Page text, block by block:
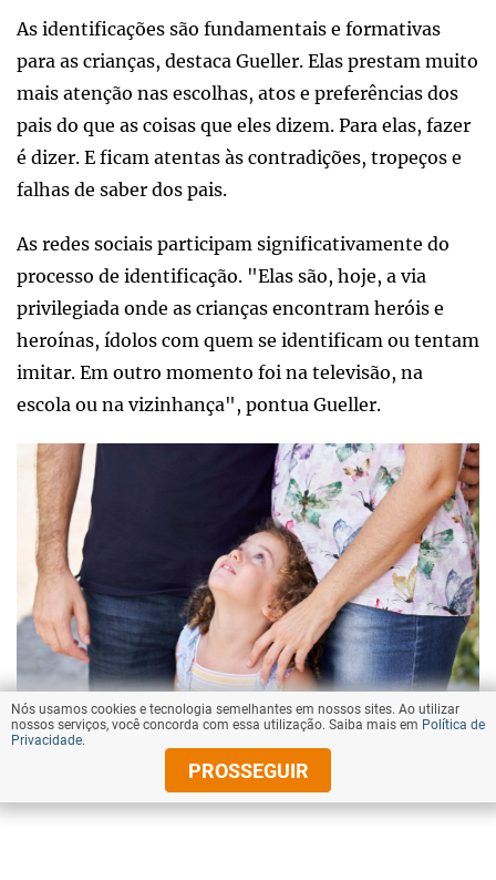
As identificações são fundamentais e formativas
para as crianças, destaca Gueller. Elas prestam muito
mais atenção nas escolhas, atos e preferências dos
pais do que as coisas que eles dizem. Para elas, fazer
é dizer. E ficam atentas às contradições, tropeços e
falhas de saber dos pais.
As redes sociais participam significativamente do
processo de identificação. "Elas são, hoje, a via
privilegiada onde as crianças encontram heróis e
heroínas, ídolos com quem se identificam ou tentam
imitar. Em outro momento foi na televisão, na
escola ou na vizinhança", pontua Gueller.
As crianças estão atentas às contradições e tropeços dos
pais
Nós usamos cookies e tecnologia semelhantes em nossos sites. Ao utilizar
nossos serviços, você concorda com essa utilização. Saiba mais em Política de
Privacidade.
PROSSEGUIR